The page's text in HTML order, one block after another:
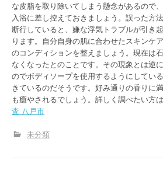
な皮脂を取り除いてしまう懸念があるので
入浴に差し控えておきましょう。誤った方
断行していると、嫌な浮気トラブルが引き
ります。自分自身の肌に合わせたスキンケ
のコンディションを整えましょう。現在は
なくなったとのことです。その現象とは逆
のでボディソープを使用するようにしてい
きているのだそうです。好み通りの香りに
も癒やされるでしょう。詳しく調べたい方
査 八戸市
未分類